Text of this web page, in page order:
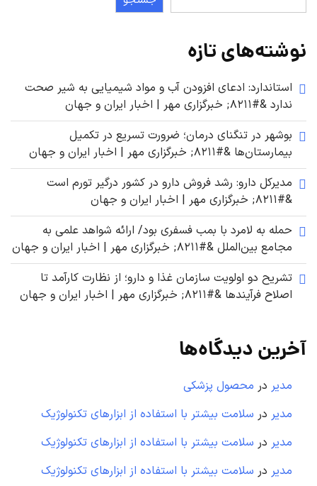
نوشته‌های تازه
استاندارد: ادعای افزودن آب و مواد شیمیایی به شیر صحت
ندارد &#۸۲۱۱; خبرگزاری مهر | اخبار ایران و جهان
بوشهر در تنگنای درمان؛ ضرورت تسریع در تکمیل
بیمارستان‌ها &#۸۲۱۱; خبرگزاری مهر | اخبار ایران و جهان
مدیرکل دارو: رشد فروش دارو در کشور درگیر تورم است
&#۸۲۱۱; خبرگزاری مهر | اخبار ایران و جهان
حمله به لامرد با بمب فسفری بود/ ارائه شواهد علمی به
مجامع بین‌الملل &#۸۲۱۱; خبرگزاری مهر | اخبار ایران و جهان
تشریح دو اولویت سازمان غذا و دارو؛ از نظارت کارآمد تا
اصلاح فرآیندها &#۸۲۱۱; خبرگزاری مهر | اخبار ایران و جهان
آخرین دیدگاه‌ها
مدیر در محصول پزشکی
مدیر در سلامت بیشتر با استفاده از ابزارهای تکنولوژیک
مدیر در سلامت بیشتر با استفاده از ابزارهای تکنولوژیک
مدیر در سلامت بیشتر با استفاده از ابزارهای تکنولوژیک